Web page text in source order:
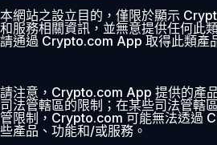
本網站之設立目的，僅限於顯示
和服務相關資訊，並無意提供任何此
請通過 Crypto.com App 取得此類產
請注意，Crypto.com App 提供的產
司法管轄區的限制；在某些司法管轄
管限制，Crypto.com 可能無法透過
些產品、功能和/或服務。